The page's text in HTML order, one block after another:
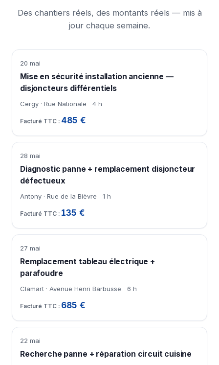
Des chantiers réels, des montants réels — mis à
jour chaque semaine.
20 mai
Mise en sécurité installation ancienne —
disjoncteurs différentiels
Cergy · Rue Nationale 4 h
485 €
28 mai
Diagnostic panne + remplacement disjoncteur
défectueux
Antony · Rue de la Bièvre 1 h
135 €
27 mai
Remplacement tableau électrique +
parafoudre
Clamart · Avenue Henri Barbusse 6 h
685 €
22 mai
Recherche panne + réparation circuit cuisine